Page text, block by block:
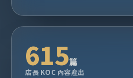
615篇
店長 KOC 內容產出